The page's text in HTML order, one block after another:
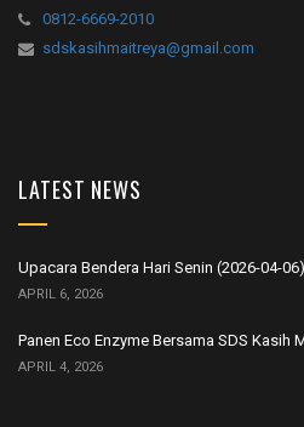
0812-6669-2010
sdskasihmaitreya@gmail.com
LATEST NEWS
Upacara Bendera Hari Senin (2026-04-06)
APRIL 6, 2026
Panen Eco Enzyme Bersama SDS Kasih
APRIL 4, 2026